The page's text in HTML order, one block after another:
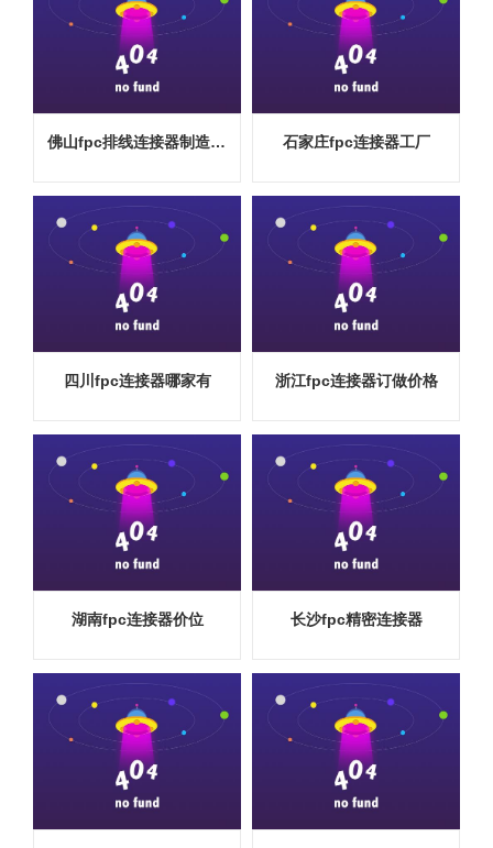
佛山fpc排线连接器制造厂家 石家庄fpc连接器工厂
四川fpc连接器哪家有 浙江fpc连接器订做价格
湖南fpc连接器价位 长沙fpc精密连接器